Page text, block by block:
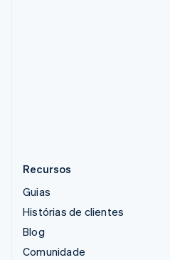
Recursos
Guias
Histórias de clientes
Blog
Comunidade